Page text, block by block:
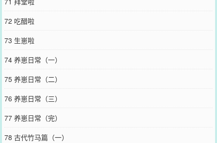
72 吃醋啦
73 生崽啦
74 养崽日常（一）
75 养崽日常（二）
76 养崽日常（三）
77 养崽日常（完）
78 古代竹马篇（一）